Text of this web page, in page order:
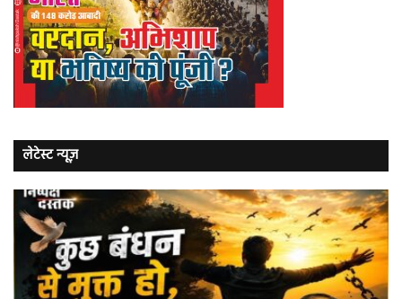
लेटेस्ट न्यूज़